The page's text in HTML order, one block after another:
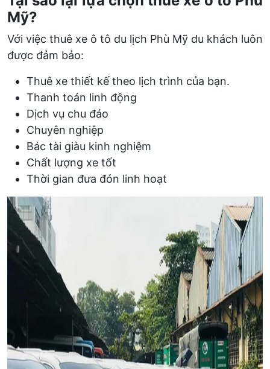
Mỹ?
Với việc thuê xe ô tô du lịch Phù Mỹ du khách luôn
được đảm bảo:
Thuê xe thiết kế theo lịch trình của bạn.
Thanh toán linh động
Dịch vụ chu đáo
Chuyên nghiệp
Bác tài giàu kinh nghiệm
Chất lượng xe tốt
Thời gian đưa đón linh hoạt